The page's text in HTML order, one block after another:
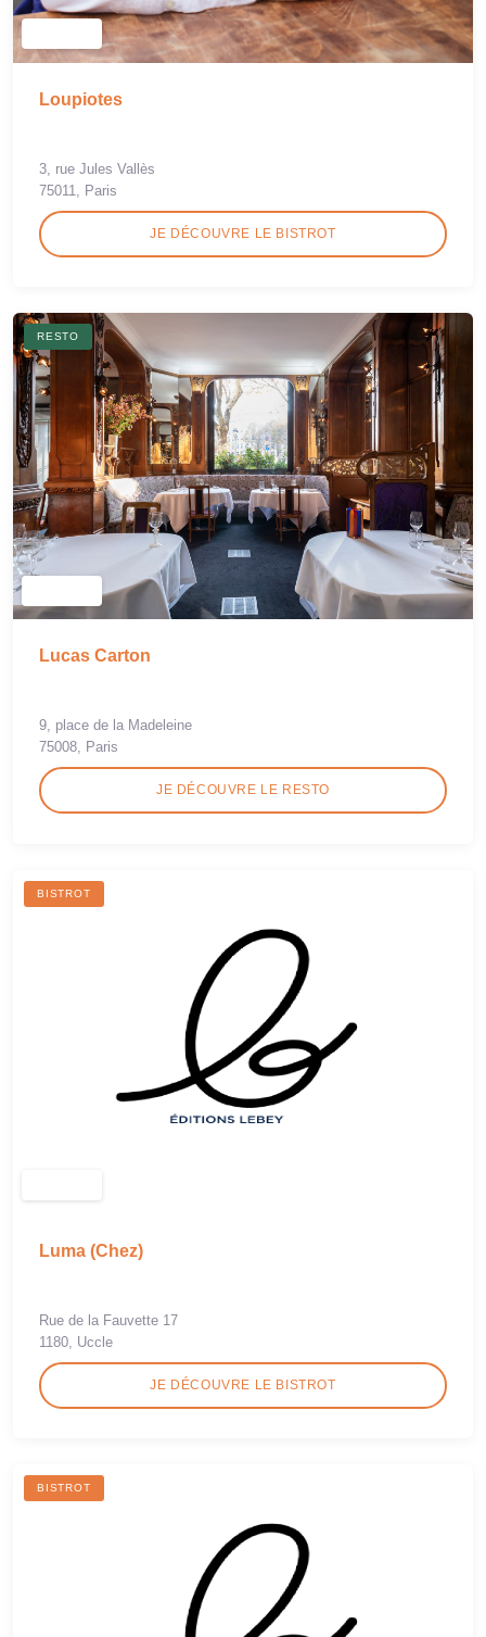
Loupiotes
3, rue Jules Vallès
75011, Paris
JE DÉCOUVRE LE BISTROT
RESTO
Lucas Carton
9, place de la Madeleine
75008, Paris
JE DÉCOUVRE LE RESTO
BISTROT
Luma (Chez)
Rue de la Fauvette 17
1180, Uccle
JE DÉCOUVRE LE BISTROT
BISTROT